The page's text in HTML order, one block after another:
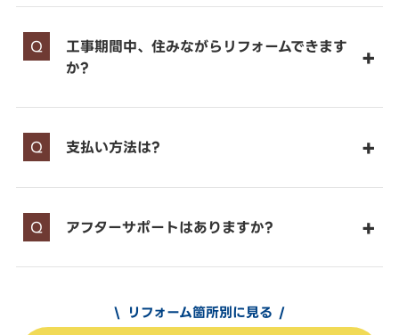
工事期間中、住みながらリフォームできます
か?
支払い方法は?
アフターサポートはありますか?
リフォーム箇所別に見る